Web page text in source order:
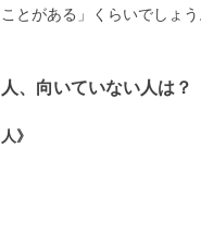
とがある」くらいでしょう
、向いていない人は？
》